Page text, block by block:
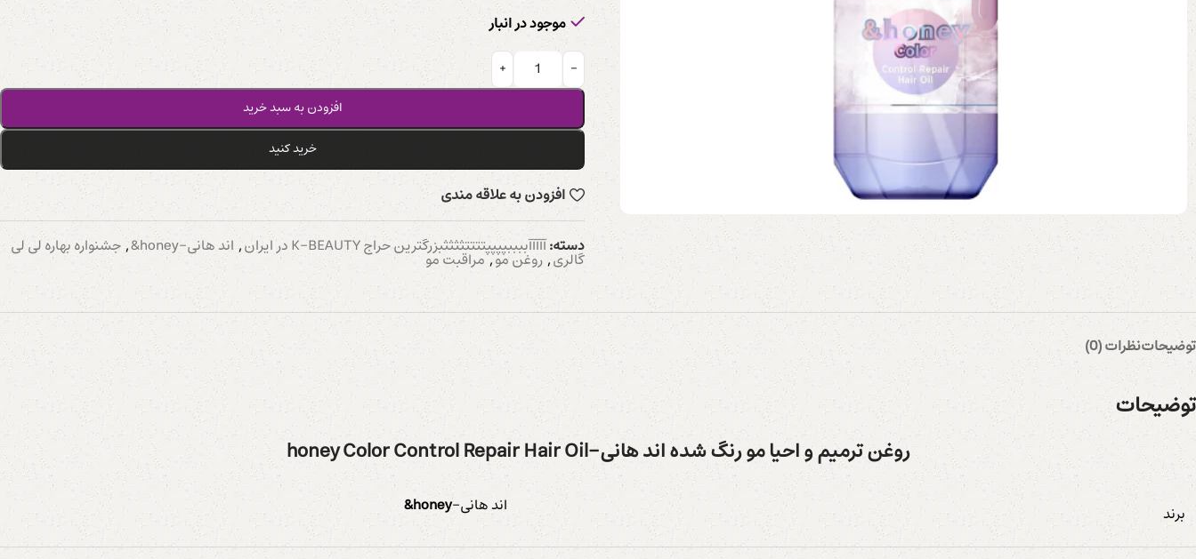
موجود در انبار
افزودن به سبد خرید
خرید کنید
افزودن به علاقه مندی
دسته:آآآآآببببپپپپتتتتثثثثبزرگترین حراج K-BEAUTY در ایران , اند هانی-honey& , جشنواره بهاره لی لی
گالری, روغن مو, مراقبت مو
توضیحاتنظرات (0)
توضیحات
روغن ترمیم و احیا مو رنگ شده اند هانی- honeyColor Control Repair Hair Oil
برند اند هانی-honey&